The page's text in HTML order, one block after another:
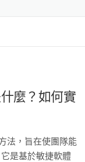
麼？如何實
法，旨在使團隊能
是基於敏捷軟體